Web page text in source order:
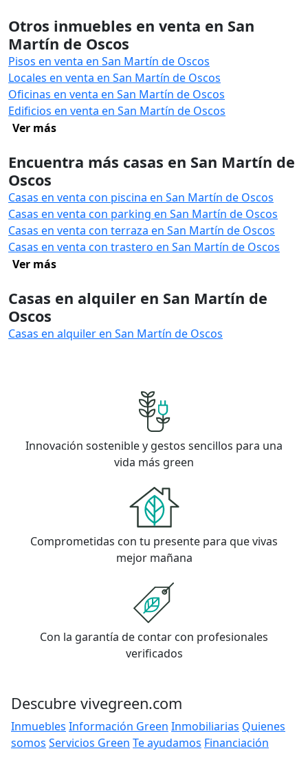
Otros inmuebles en venta en San
Martín de Oscos
Pisos en venta en San Martín de Oscos
Locales en venta en San Martín de Oscos
Oficinas en venta en San Martín de Oscos
Edificios en venta en San Martín de Oscos
Ver más
Encuentra más casas en San Martín de
Oscos
Casas en venta con piscina en San Martín de Oscos
Casas en venta con parking en San Martín de Oscos
Casas en venta con terraza en San Martín de Oscos
Casas en venta con trastero en San Martín de Oscos
Ver más
Casas en alquiler en San Martín de
Oscos
Casas en alquiler en San Martín de Oscos
Innovación sostenible y gestos sencillos para una
vida más green
Comprometidas con tu presente para que vivas
mejor mañana
Con la garantía de contar con profesionales
verificados
Descubre vivegreen.com
Inmuebles Información Green Inmobiliarias Quienes
somos Servicios Green Te ayudamos Financiación